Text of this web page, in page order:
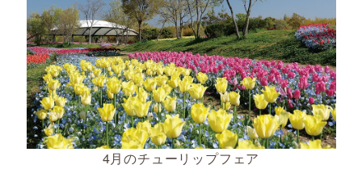
4月のチューリップフェア